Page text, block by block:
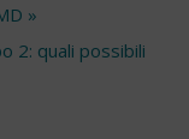
»
2: quali possibili